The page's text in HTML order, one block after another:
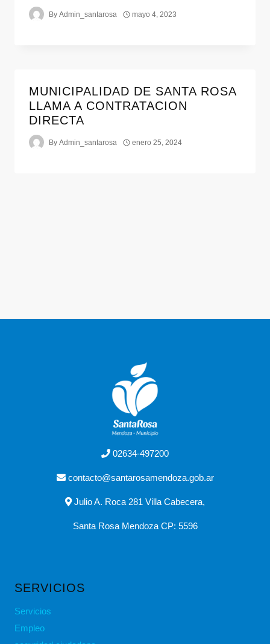
By Admin_santarosa mayo 4, 2023
MUNICIPALIDAD DE SANTA ROSA
LLAMA A CONTRATACION
DIRECTA
By Admin_santarosa enero 25, 2024
02634-497200
contacto@santarosamendoza.gob.ar
Julio A. Roca 281 Villa Cabecera,
Santa Rosa Mendoza CP: 5596
SERVICIOS
Servicios
Empleo